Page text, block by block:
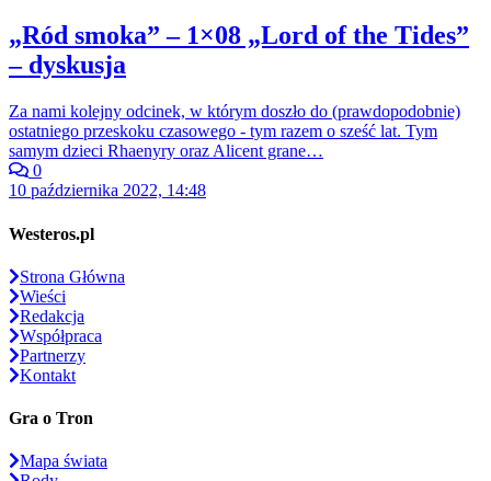
„Ród smoka” – 1×08 „Lord of the Tides”
– dyskusja
Za nami kolejny odcinek, w którym doszło do (prawdopodobnie)
ostatniego przeskoku czasowego - tym razem o sześć lat. Tym
samym dzieci Rhaenyry oraz Alicent grane…
0
10 października 2022, 14:48
Westeros.pl
Strona Główna
Wieści
Redakcja
Współpraca
Partnerzy
Kontakt
Gra o Tron
Mapa świata